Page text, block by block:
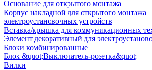
Основание для открытого монтажа
Корпус накладной для открытого монтажа
электроустановочных устройств
Вставка/крышка для коммуникационных
Элемент декоративный для
Блоки комбинированные
Блок &quot;Выключатель-розетка&quot;
Вилки